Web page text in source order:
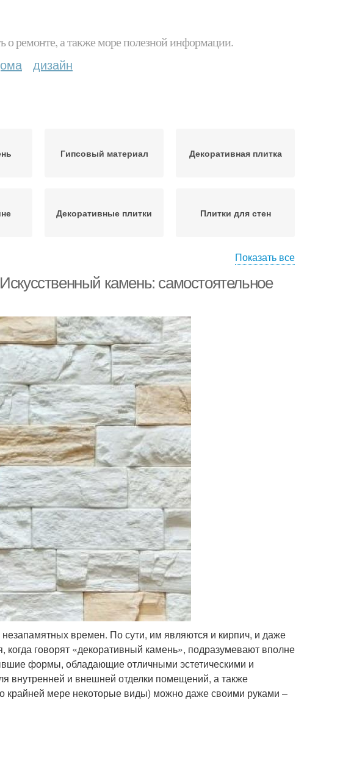
о ремонте, а также море полезной информации.
дизайн
Гипсовый материал Декоративная плитка
Декоративные плитки Плитки для стен
Показать все
камень: самостоятельное
времен. По сути, им являются и кирпич, и даже
говорят «декоративный камень», подразумевают вполне
формы, обладающие отличными эстетическими и
внутренней и внешней отделки помещений, а также
крайней мере некоторые виды) можно даже своими руками –